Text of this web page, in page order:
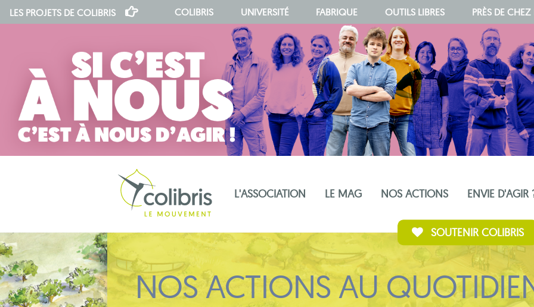
LES PROJETS DE COLIBRIS COLIBRIS UNIVERSITÉ FABRIQUE OUTILS LIBRES PRÈS DE
L'ASSOCIATION LE MAG NOS ACTIONS ENVIE D'AGIR
indépendance
SOUTENIR COLIBRIS
NOS ACTIONS AU